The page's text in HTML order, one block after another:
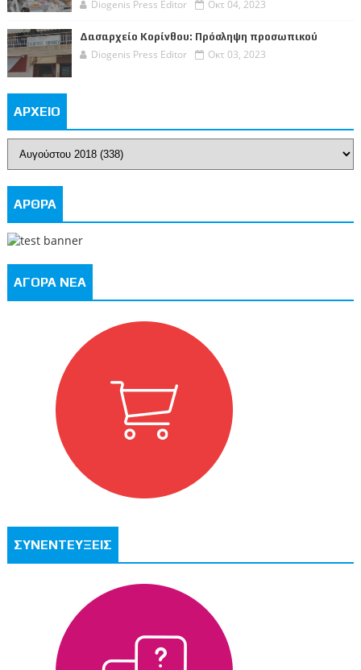
Diogenis Press Editor Οκτ 04, 2023
Δασαρχείο Κορίνθου: Πρόσληψη προσωπικού
Diogenis Press Editor Οκτ 03, 2023
ΑΡΧΕΙΟ
ΑΡΘΡΑ
ΑΓΟΡΑ ΝΕΑ
ΣΥΝΕΝΤΕΥΞΕΙΣ